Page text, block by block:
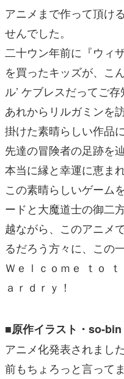
アニメまで作って頂け
せんでした。
二十ウン年前に『ウィ
を買ったキッズが、こ
ル’ ケブレスだってご存
あれからリルガミンを
掛けた素晴らしい作品に
先達の冒険者の足跡を
本当に縁と幸運に恵ま
この素晴らしいゲーム
ードと大魔道士の御二
越ながら、このアニメ
るだろう方々に、この
Ｗｅｌｃｏｍｅ ｔｏ
ａｒｄｒｙ！
■原作イラスト・so-
アニメ化発表されまし
前もちょろっと言って